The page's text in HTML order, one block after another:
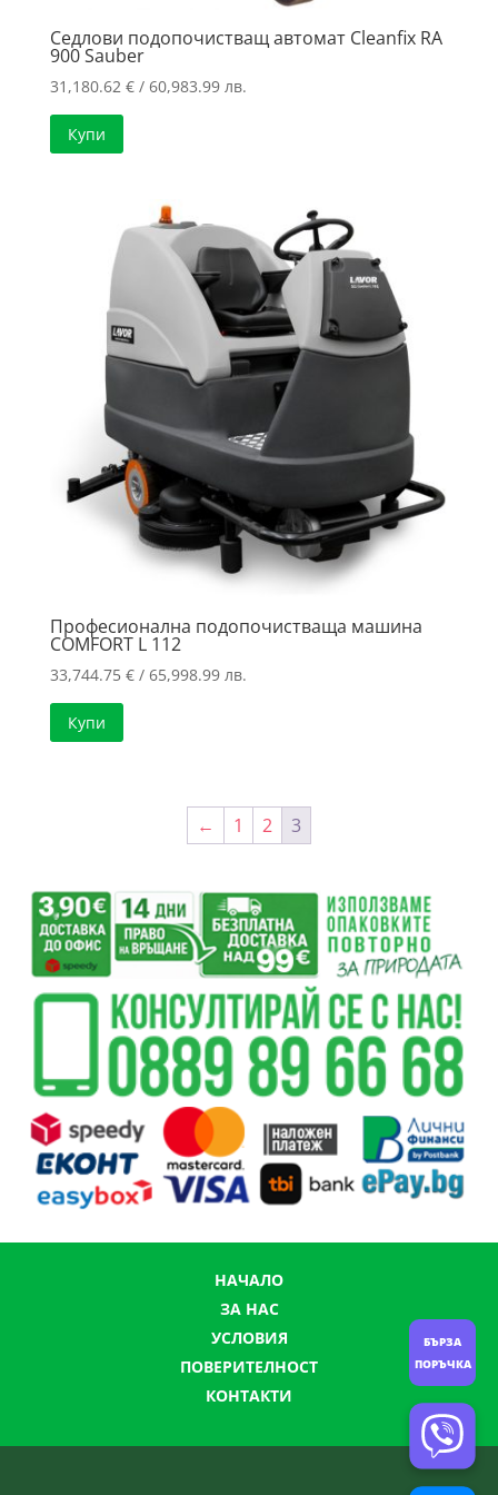
Седлови подопочистващ автомат Cleanfix RA
900 Sauber
31,180.62 €/ 60,983.99 лв.
Купи
Професионална подопочистваща машина
COMFORT L 112
33,744.75 €/ 65,998.99 лв.
Купи
← 1 2 3
НАЧАЛО
ЗА НАС
УСЛОВИЯ
ПОВЕРИТЕЛНОСТ
КОНТАКТИ
БЪРЗА
ПОРЪЧКА